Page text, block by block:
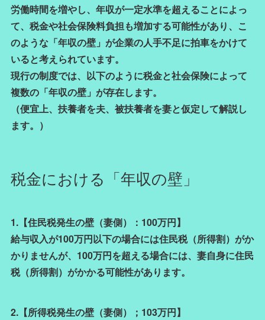
労働時間を増やし、年収が一定水準を超えることによっ
て、税金や社会保険料負担も増加する可能性があり、こ
のような「年収の壁」が企業の人手不足に拍車をかけて
いると考えられています。
現行の制度では、以下のように税金と社会保険によって
複数の「年収の壁」が存在します。
（便宜上、扶養者を夫、被扶養者を妻と仮定して解説し
ます。）
税金における「年収の壁」
1.【住民税発生の壁（妻側）：100万円】
給与収入が100万円以下の場合には住民税（所得割）がか
かりませんが、100万円を超える場合には、妻自身に住民
税（所得割）がかかる可能性があります。
2.【所得税発生の壁（妻側）；103万円】